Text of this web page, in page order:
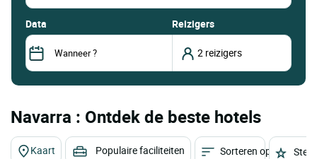
data Reizigers
Navarra : Ontdek de beste hotels
Kaart Populaire faciliteiten Sorteren op